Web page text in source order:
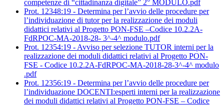
competenze di “cittadinanza digitale” 2° MODULO.pdf
Prot. 12348:19 - Determina per l’avvio delle procedure per
l’individuazione di tutor per la realizzazione dei moduli
didattici relativi al Progetto PON-FSE –Codice 10.2.2A-
FdRPOC-MA-2018-28- 3^-4^ modulo.pdf
Prot. 12354:19 - Avviso per selezione TUTOR interni per la
realizzazione dei moduli didattici relativi al Progetto PON-
FSE - Codice 10.2.2A-FdRPOC-MA-2018-28-3^-4^ modulo
.pdf
Prot. 12356:19 - Determina per l’avvio delle procedure per
l’individuazione DOCENTI:esperti interni per la realizzazione
dei moduli didattici relativi al Progetto PON-FSE – Codice